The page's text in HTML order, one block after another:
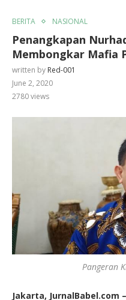
BERITA NASIONAL
Penangkapan
Membongkar Mafia
written by Red-001
June 2, 2020
2780views
Pangeran
Jakarta, JurnalBabel.com –